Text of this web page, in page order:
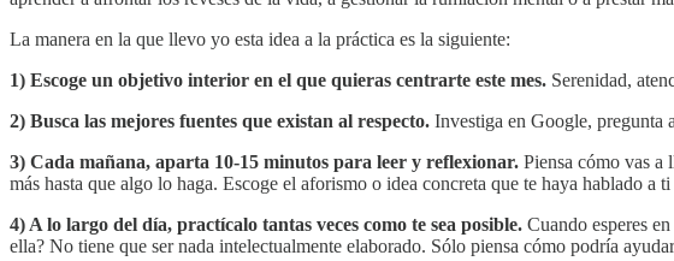
La manera en la que llevo yo esta idea a la práctica es la siguiente:
1) Escoge un objetivo interior en el que quieras centrarte este mes. Serenidad,
2) Busca las mejores fuentes que existan al respecto. Investiga en Google, pregunta
3) Cada mañana, aparta 10-15 minutos para leer y reflexionar. Piensa cómo vas a
más hasta que algo lo haga. Escoge el aforismo o idea concreta que te haya hablado
4) A lo largo del día, practícalo tantas veces como te sea posible. Cuando esperes
ella? No tiene que ser nada intelectualmente elaborado. Sólo piensa cómo podría